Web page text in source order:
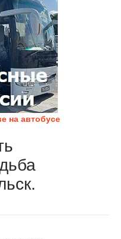
на автобусе